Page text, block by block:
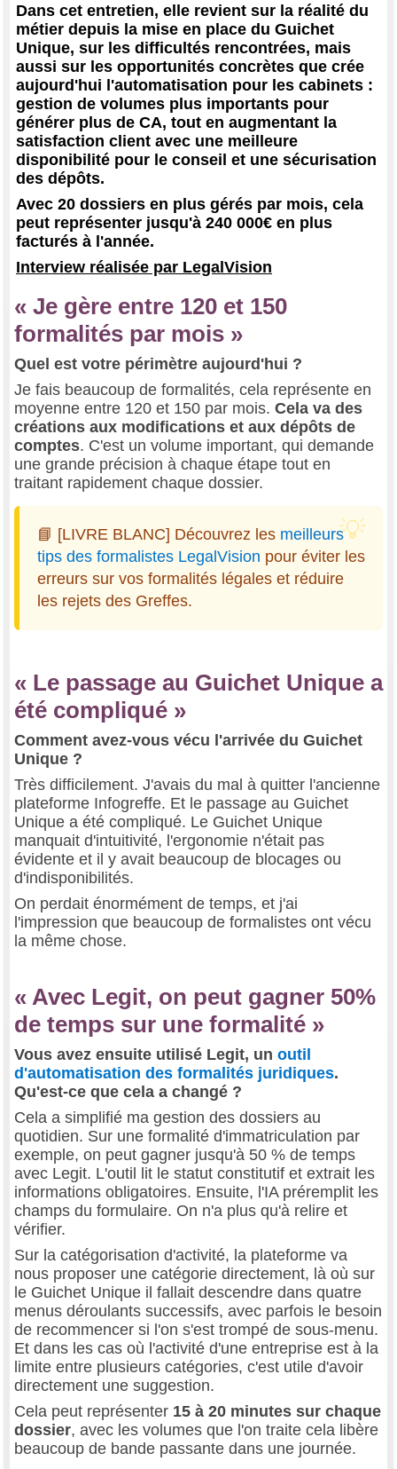
Dans cet entretien, elle revient sur la réalité du
métier depuis la mise en place du Guichet
Unique, sur les difficultés rencontrées, mais
aussi sur les opportunités concrètes que crée
aujourd'hui l'automatisation pour les cabinets :
gestion de volumes plus importants pour
générer plus de CA, tout en augmentant la
satisfaction client avec une meilleure
disponibilité pour le conseil et une sécurisation
des dépôts.
Avec 20 dossiers en plus gérés par mois, cela
peut représenter jusqu'à 240 000€ en plus
facturés à l'année.
Interview réalisée par LegalVision
« Je gère entre 120 et 150
formalités par mois »
Quel est votre périmètre aujourd'hui ?
Je fais beaucoup de formalités, cela représente en
moyenne entre 120 et 150 par mois. Cela va des
créations aux modifications et aux dépôts de
comptes. C'est un volume important, qui demande
une grande précision à chaque étape tout en
traitant rapidement chaque dossier.
📘 [LIVRE BLANC] Découvrez les meilleurs
tips des formalistes LegalVision pour éviter les
erreurs sur vos formalités légales et réduire
les rejets des Greffes.
« Le passage au Guichet Unique a
été compliqué »
Comment avez-vous vécu l'arrivée du Guichet
Unique ?
Très difficilement. J'avais du mal à quitter l'ancienne
plateforme Infogreffe. Et le passage au Guichet
Unique a été compliqué. Le Guichet Unique
manquait d'intuitivité, l'ergonomie n'était pas
évidente et il y avait beaucoup de blocages ou
d'indisponibilités.
On perdait énormément de temps, et j'ai
l'impression que beaucoup de formalistes ont vécu
la même chose.
« Avec Legit, on peut gagner 50%
de temps sur une formalité »
Vous avez ensuite utilisé Legit, un outil
d'automatisation des formalités juridiques.
Qu'est-ce que cela a changé ?
Cela a simplifié ma gestion des dossiers au
quotidien. Sur une formalité d'immatriculation par
exemple, on peut gagner jusqu'à 50 % de temps
avec Legit. L'outil lit le statut constitutif et extrait les
informations obligatoires. Ensuite, l'IA préremplit les
champs du formulaire. On n'a plus qu'à relire et
vérifier.
Sur la catégorisation d'activité, la plateforme va
nous proposer une catégorie directement, là où sur
le Guichet Unique il fallait descendre dans quatre
menus déroulants successifs, avec parfois le besoin
de recommencer si l'on s'est trompé de sous-menu.
Et dans les cas où l'activité d'une entreprise est à la
limite entre plusieurs catégories, c'est utile d'avoir
directement une suggestion.
Cela peut représenter 15 à 20 minutes sur chaque
dossier, avec les volumes que l'on traite cela libère
beaucoup de bande passante dans une journée.